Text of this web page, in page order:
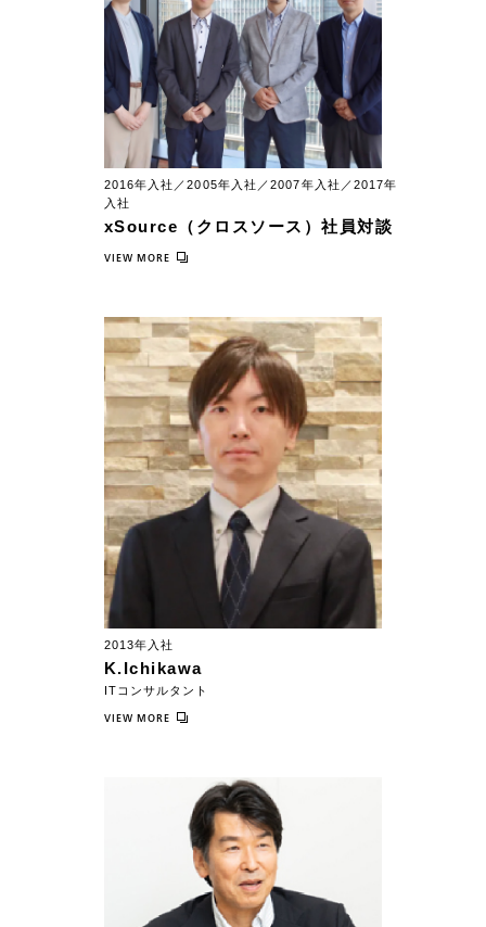
2016年入社／2005年入社／2007年入社／2017年
入社
xSource（クロスソース）社員対談
VIEW MORE
2013年入社
K.Ichikawa
ITコンサルタント
VIEW MORE